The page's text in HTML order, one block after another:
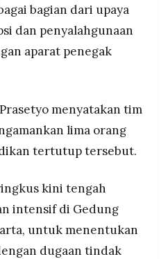
bagian dari upaya
dan penyalahgunaan
aparat penegak
menyatakan tim
lima orang
tertutup tersebut.
kini tengah
intensif di Gedung
untuk menentukan
dugaan tindak